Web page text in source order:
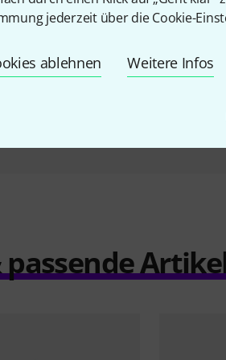
jederzeit über die Cookie-
ablehnen Weitere Infos
Jazz Bb- Tenor
Trombone
349 €